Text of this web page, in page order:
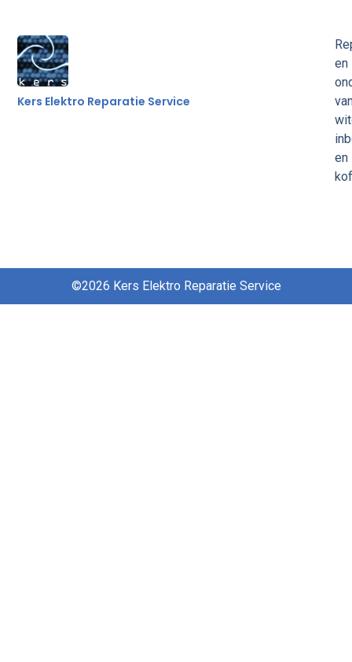
Kers Elektro Reparatie Service
en
en
©2026 Kers Elektro Reparatie Service